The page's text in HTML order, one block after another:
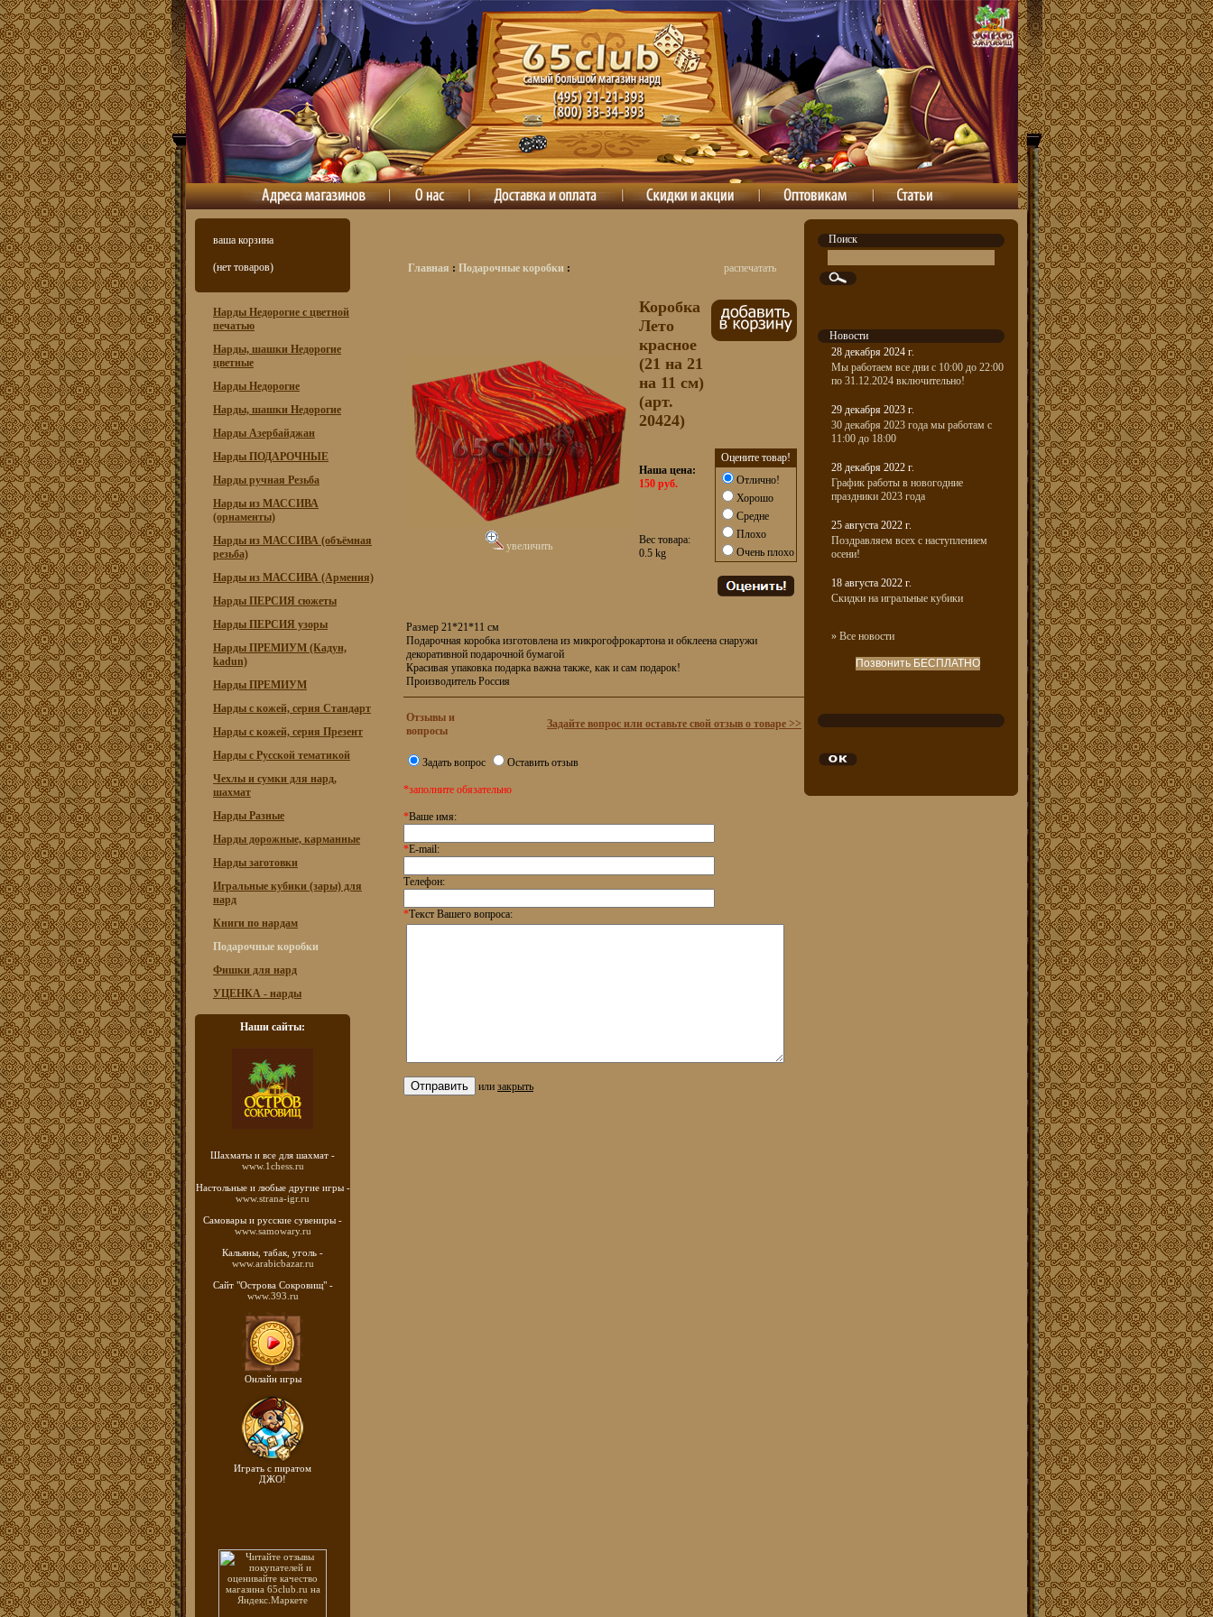
ваша корзина
(нет товаров)
Нарды Недорогие с цветной
печатью
Нарды, шашки Недорогие
цветные
Нарды Недорогие
Нарды, шашки Недорогие
Нарды Азербайджан
Нарды ПОДАРОЧНЫЕ
Нарды ручная Резьба
Нарды из МАССИВА
(орнаменты)
Нарды из МАССИВА (объёмная
резьба)
Нарды из МАССИВА (Армения)
Нарды ПЕРСИЯ сюжеты
Нарды ПЕРСИЯ узоры
Нарды ПРЕМИУМ (Кадун,
kadun)
Нарды ПРЕМИУМ
Нарды с кожей, серия Стандарт
Нарды с кожей, серия Презент
Нарды с Русской тематикой
Чехлы и сумки для нард,
шахмат
Нарды Разные
Нарды дорожные, карманные
Нарды заготовки
Игральные кубики (зары) для
нард
Книги по нардам
Подарочные коробки
Фишки для нард
УЦЕНКА - нарды
Наши сайты:
Шахматы и все для шахмат -
www.1chess.ru
Настольные и любые другие игры -
www.strana-igr.ru
Самовары и русские сувениры -
www.samowary.ru
Кальяны, табак, уголь -
www.arabicbazar.ru
Сайт "Острова Сокровищ" -
www.393.ru
Онлайн игры
Играть с пиратом
ДЖО!
Главная : Подарочные коробки : распечатать
увеличить
Коробка
Лето
красное
(21 на 21
на 11 см)
(арт.
20424)
Наша цена:
150 руб.
Оцените товар!
Отлично!
Хорошо
Средне
Плохо
Очень плохо
Вес товара:
0.5 kg
Размер 21*21*11 см
Подарочная коробка изготовлена из микрогофрокартона и обклеена снаружи
декоративной подарочной бумагой
Красивая упаковка подарка важна также, как и сам подарок!
Производитель Россия
Отзывы и
вопросы
Задайте вопрос или оставьте свой отзыв о товаре >>
Задать вопрос Оставить отзыв
*заполните обязательно
*Ваше имя:
*E-mail:
Телефон:
*Текст Вашего вопроса:
или закрыть
Поиск
Новости
28 декабря 2024 г.
Мы работаем все дни с 10:00 до 22:00
по 31.12.2024 включительно!
29 декабря 2023 г.
30 декабря 2023 года мы работам с
11:00 до 18:00
28 декабря 2022 г.
График работы в новогодние
праздники 2023 года
25 августа 2022 г.
Поздравляем всех с наступлением
осени!
18 августа 2022 г.
Скидки на игральные кубики
» Все новости
Позвонить БЕСПЛАТНО